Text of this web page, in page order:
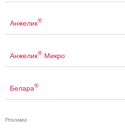
Анжелик®
Анжелик® Микро
Белара®
Реклама